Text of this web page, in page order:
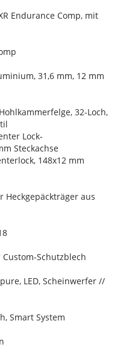
Endurance Comp, mit
31,6 mm, 12 mm
32-Loch,
Lock-
Steckachse
148x12 mm
Heckgepäckträger aus
Schutzblech
LED, Scheinwerfer //
Smart System